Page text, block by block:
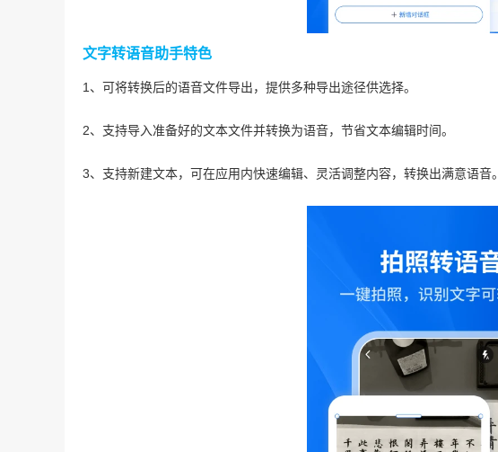
文字转语音助手特色
1、可将转换后的语音文件导出，提供多种导出途径供选择。
2、支持导入准备好的文本文件并转换为语音，节省文本编辑时间。
3、支持新建文本，可在应用内快速编辑、灵活调整内容，转换出满意语音。